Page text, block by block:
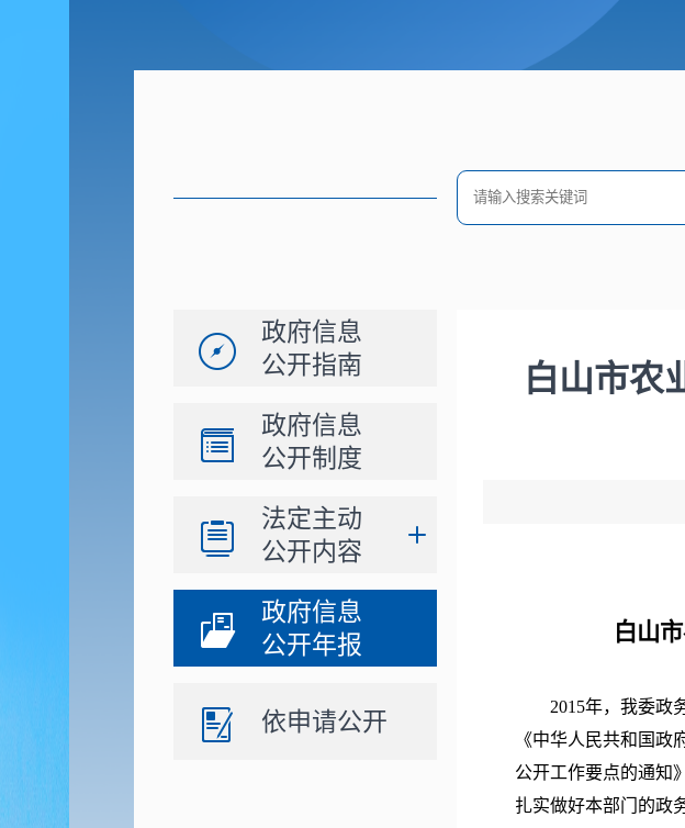
政府信息
公开指南
政府信息
公开制度
法定主动
公开内容
政府信息
公开年报
依申请公开
白山市农
白山
2015年，我委政务
《中华人民共和国
公开工作要点的通知
扎实做好本部门的政